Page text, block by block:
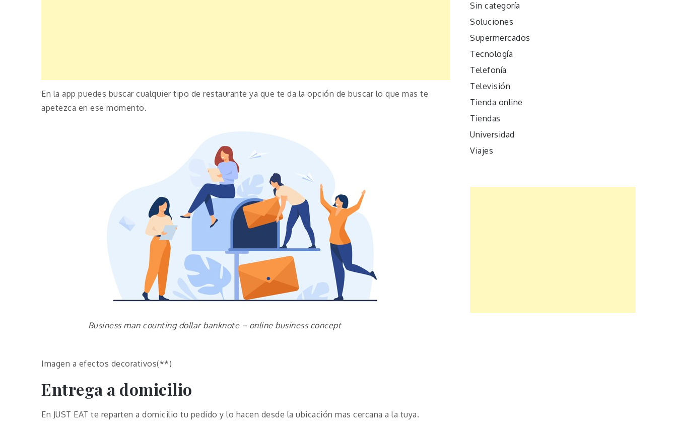
En la app puedes buscar cualquier tipo de restaurante ya que te da la opción de buscar lo que mas te
apetezca en ese momento.
Business man counting dollar banknote – online business concept
Imagen a efectos decorativos(**)
Entrega a domicilio
En JUST EAT te reparten a domicilio tu pedido y lo hacen desde la ubicación mas cercana a la tuya.
Sin categoría
Soluciones
Supermercados
Tecnología
Telefonía
Televisión
Tienda online
Tiendas
Universidad
Viajes